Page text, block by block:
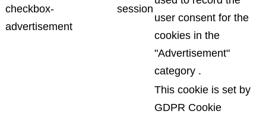
checkbox-
advertisement
session
user consent for the
cookies in the
"Advertisement"
category .
This cookie is set by
GDPR Cookie